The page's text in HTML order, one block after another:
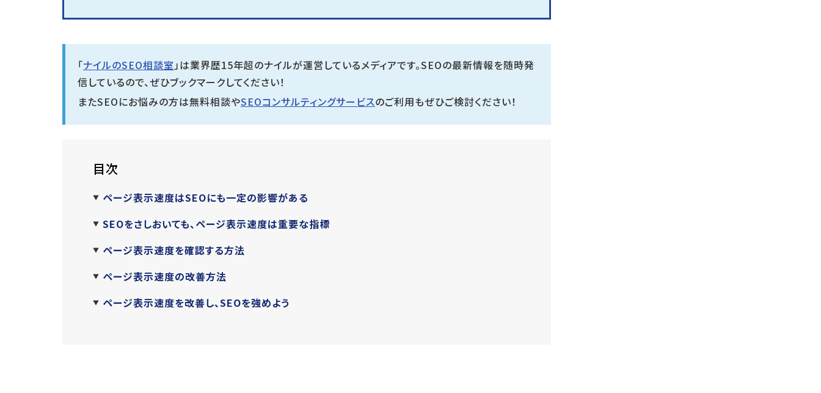
「ナイルのSEO相談室」は業界歴15年超のナイルが運営しているメディアです。SEOの最新情報を随時発
信しているので、ぜひブックマークしてください！
またSEOにお悩みの方は無料相談やSEOコンサルティングサービスのご利用もぜひご検討ください！
目次
ページ表示速度はSEOにも一定の影響がある
SEOをさしおいても、ページ表示速度は重要な指標
ページ表示速度を確認する方法
ページ表示速度の改善方法
ページ表示速度を改善し、SEOを強めよう